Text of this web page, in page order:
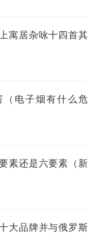
寓居杂咏十四首其
（电子烟有什么危
素还是六要素（新
大品牌并与俄罗斯